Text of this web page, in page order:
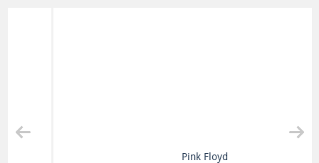
Pink Floyd